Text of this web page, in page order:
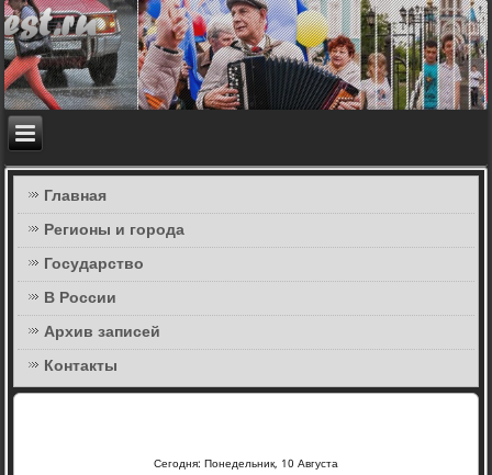
Главная
Регионы и города
Государство
В России
Архив записей
Контакты
Сегодня: Понедельник, 10 Августа